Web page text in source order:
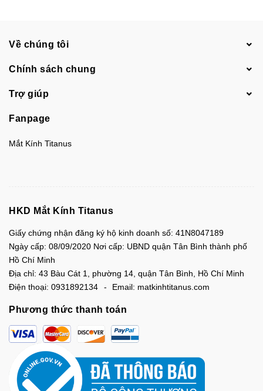
Về chúng tôi
Chính sách chung
Trợ giúp
Fanpage
Mắt Kính Titanus
HKD Mắt Kính Titanus
Giấy chứng nhận đăng ký hộ kinh doanh số: 41N8047189
Ngày cấp: 08/09/2020 Nơi cấp: UBND quận Tân Bình thành phố
Hồ Chí Minh
Địa chỉ: 43 Bàu Cát 1, phường 14, quận Tân Bình, Hồ Chí Minh
Điện thoại: 0931892134 Email: matkinhtitanus.com
Phương thức thanh toán